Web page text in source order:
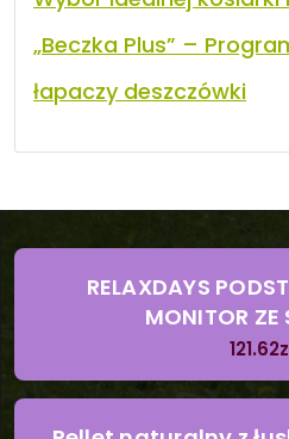
„Beczka Plus” –
łapaczy deszczówki
RELAXDAYS
MONITOR ZE
121.62